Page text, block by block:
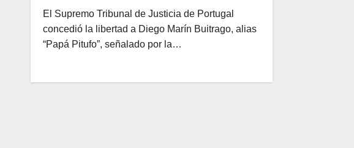
El Supremo Tribunal de Justicia de Portugal
concedió la libertad a Diego Marín Buitrago, alias
“Papá Pitufo”, señalado por la…